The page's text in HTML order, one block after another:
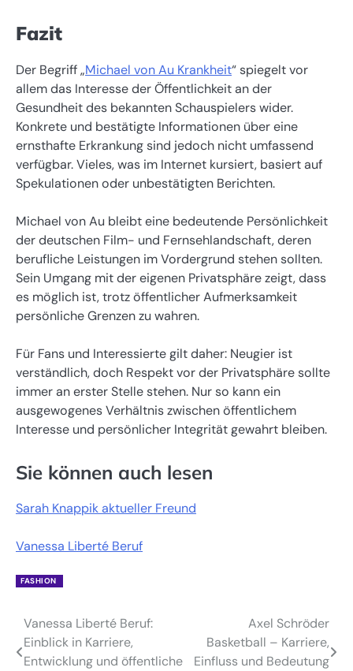
Fazit
Der Begriff „Michael von Au Krankheit“ spiegelt vor
allem das Interesse der Öffentlichkeit an der
Gesundheit des bekannten Schauspielers wider.
Konkrete und bestätigte Informationen über eine
ernsthafte Erkrankung sind jedoch nicht umfassend
verfügbar. Vieles, was im Internet kursiert, basiert auf
Spekulationen oder unbestätigten Berichten.
Michael von Au bleibt eine bedeutende Persönlichkeit
der deutschen Film- und Fernsehlandschaft, deren
berufliche Leistungen im Vordergrund stehen sollten.
Sein Umgang mit der eigenen Privatsphäre zeigt, dass
es möglich ist, trotz öffentlicher Aufmerksamkeit
persönliche Grenzen zu wahren.
Für Fans und Interessierte gilt daher: Neugier ist
verständlich, doch Respekt vor der Privatsphäre sollte
immer an erster Stelle stehen. Nur so kann ein
ausgewogenes Verhältnis zwischen öffentlichem
Interesse und persönlicher Integrität gewahrt bleiben.
Sie können auch lesen
Sarah Knappik aktueller Freund
Vanessa Liberté Beruf
FASHION
Post
navigation
Vanessa Liberté Beruf:
Einblick in Karriere,
Entwicklung und öffentliche
Axel Schröder
Basketball – Karriere,
Einfluss und Bedeutung